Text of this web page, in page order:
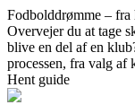
Fodbolddrømme –
Overvejer du at tage
blive en del af en
processen, fra valg
Hent guide